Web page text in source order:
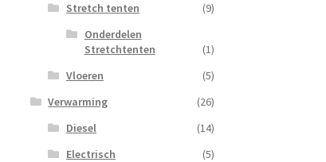
Stretch tenten
(9)
Onderdelen
Stretchtenten
(1)
Vloeren
(5)
Verwarming
(26)
Diesel
(14)
Electrisch
(5)